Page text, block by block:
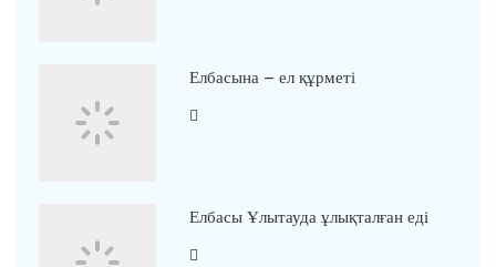
Елбасына – ел құрметі
Елбасы Ұлытауда ұлықталған еді